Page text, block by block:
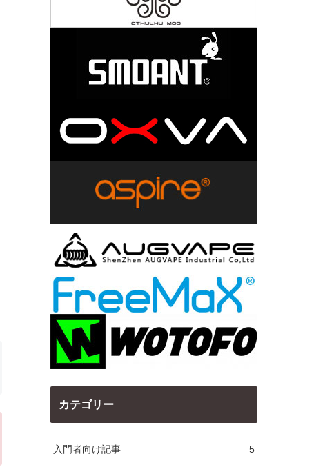
カテゴリー
入門者向け記事 5